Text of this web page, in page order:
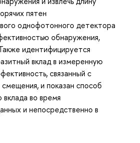
пятен
однофотонного детектора
обнаружения,
идентифицируется
вклад в измеренную
связанный с
и показан способ
во время
и непосредственно в